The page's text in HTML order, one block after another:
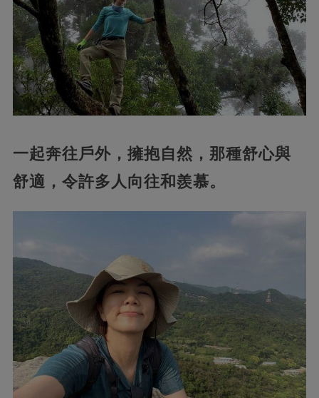
一起奔往戶外，擁抱自然，那種舒心與
舒適，令許多人向往和羨慕。